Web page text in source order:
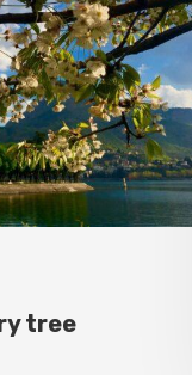
tree